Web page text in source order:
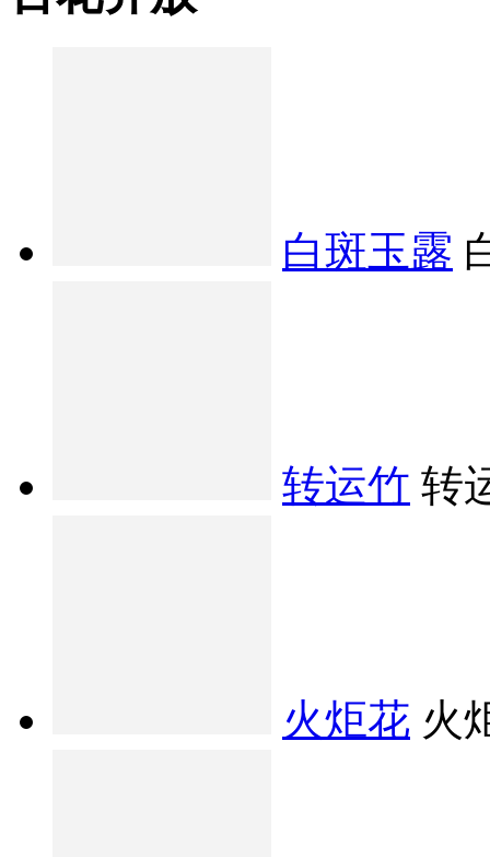
白斑玉露
转运竹 转
火炬花 火